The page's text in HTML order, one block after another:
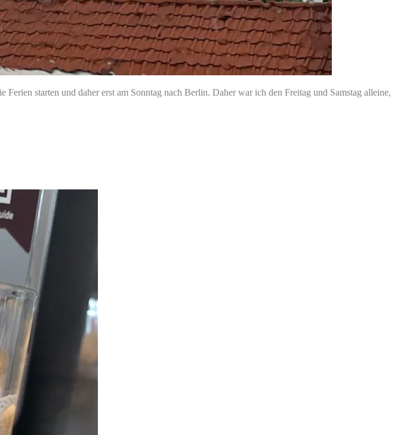
starten und daher erst am Sonntag nach Berlin. Daher war ich den Freitag und Samstag alleine,